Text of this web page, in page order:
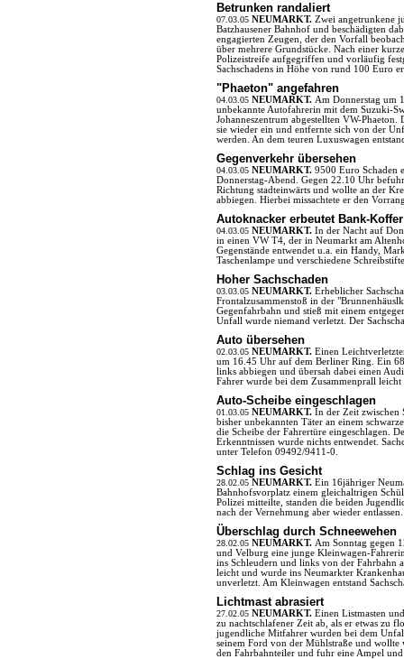
Betrunken randaliert
07.03.05 NEUMARKT. Zwei angetrunkene
Batzhausener Bahnhof und beschädigten
engagierten Zeugen, der den Vorfall
über mehrere Grundstücke. Nach einer
Polizeistreife aufgegriffen und vorläufig
Sachschadens in Höhe von rund 100 Euro
"Phaeton" angefahren
04.03.05 NEUMARKT. Am Donnerstag um
unbekannte Autofahrerin mit dem Suzuki-
Johanneszentrum abgestellten VW-Phaeton.
sie wieder ein und entfernte sich von der
werden. An dem teuren Luxuswagen
Gegenverkehr übersehen
04.03.05 NEUMARKT. 9500 Euro Schaden
Donnerstag-Abend. Gegen 22.10 Uhr
Richtung stadteinwärts und wollte an der
abbiegen. Hierbei missachtete er den
Autoknacker erbeutet Bank-Koffer
04.03.05 NEUMARKT. In der Nacht auf
in einen VW T4, der in Neumarkt am
Gegenstände entwendet u.a. ein Handy,
Taschenlampe und verschiedene
Hoher Sachschaden
03.03.05 NEUMARKT. Erheblicher
Frontalzusammenstoß in der
Gegenfahrbahn und stieß mit einem
Unfall wurde niemand verletzt. Der
Auto übersehen
02.03.05 NEUMARKT. Einen
um 16.45 Uhr auf dem Berliner Ring. Ein
links abbiegen und übersah dabei einen
Fahrer wurde bei dem Zusammenprall leicht
Auto-Scheibe eingeschlagen
01.03.05 NEUMARKT. In der Zeit zwischen
bisher unbekannten Täter an einem
die Scheibe der Fahrertüre eingeschlagen.
Erkenntnissen wurde nichts entwendet.
unter Telefon 09492/9411-0.
Schlag ins Gesicht
28.02.05 NEUMARKT. Ein 16jähriger
Bahnhofsvorplatz einem gleichaltrigen
Polizei mitteilte, standen die beiden
nach der Vernehmung aber wieder entlassen.
Überschlag durch Schneewehen
28.02.05 NEUMARKT. Am Sonntag gegen
und Velburg eine junge Kleinwagen-
ins Schleudern und links von der Fahrbahn
leicht und wurde ins Neumarkter
unverletzt. Am Kleinwagen entstand
Lichtmast abrasiert
27.02.05 NEUMARKT. Einen Listmasten
zu nachtschlafener Zeit ab, als er etwas zu
jugendliche Mitfahrer wurden bei dem
seinem Ford von der Mühlstraße und
den Fahrbahnteiler und fuhr eine Ampel